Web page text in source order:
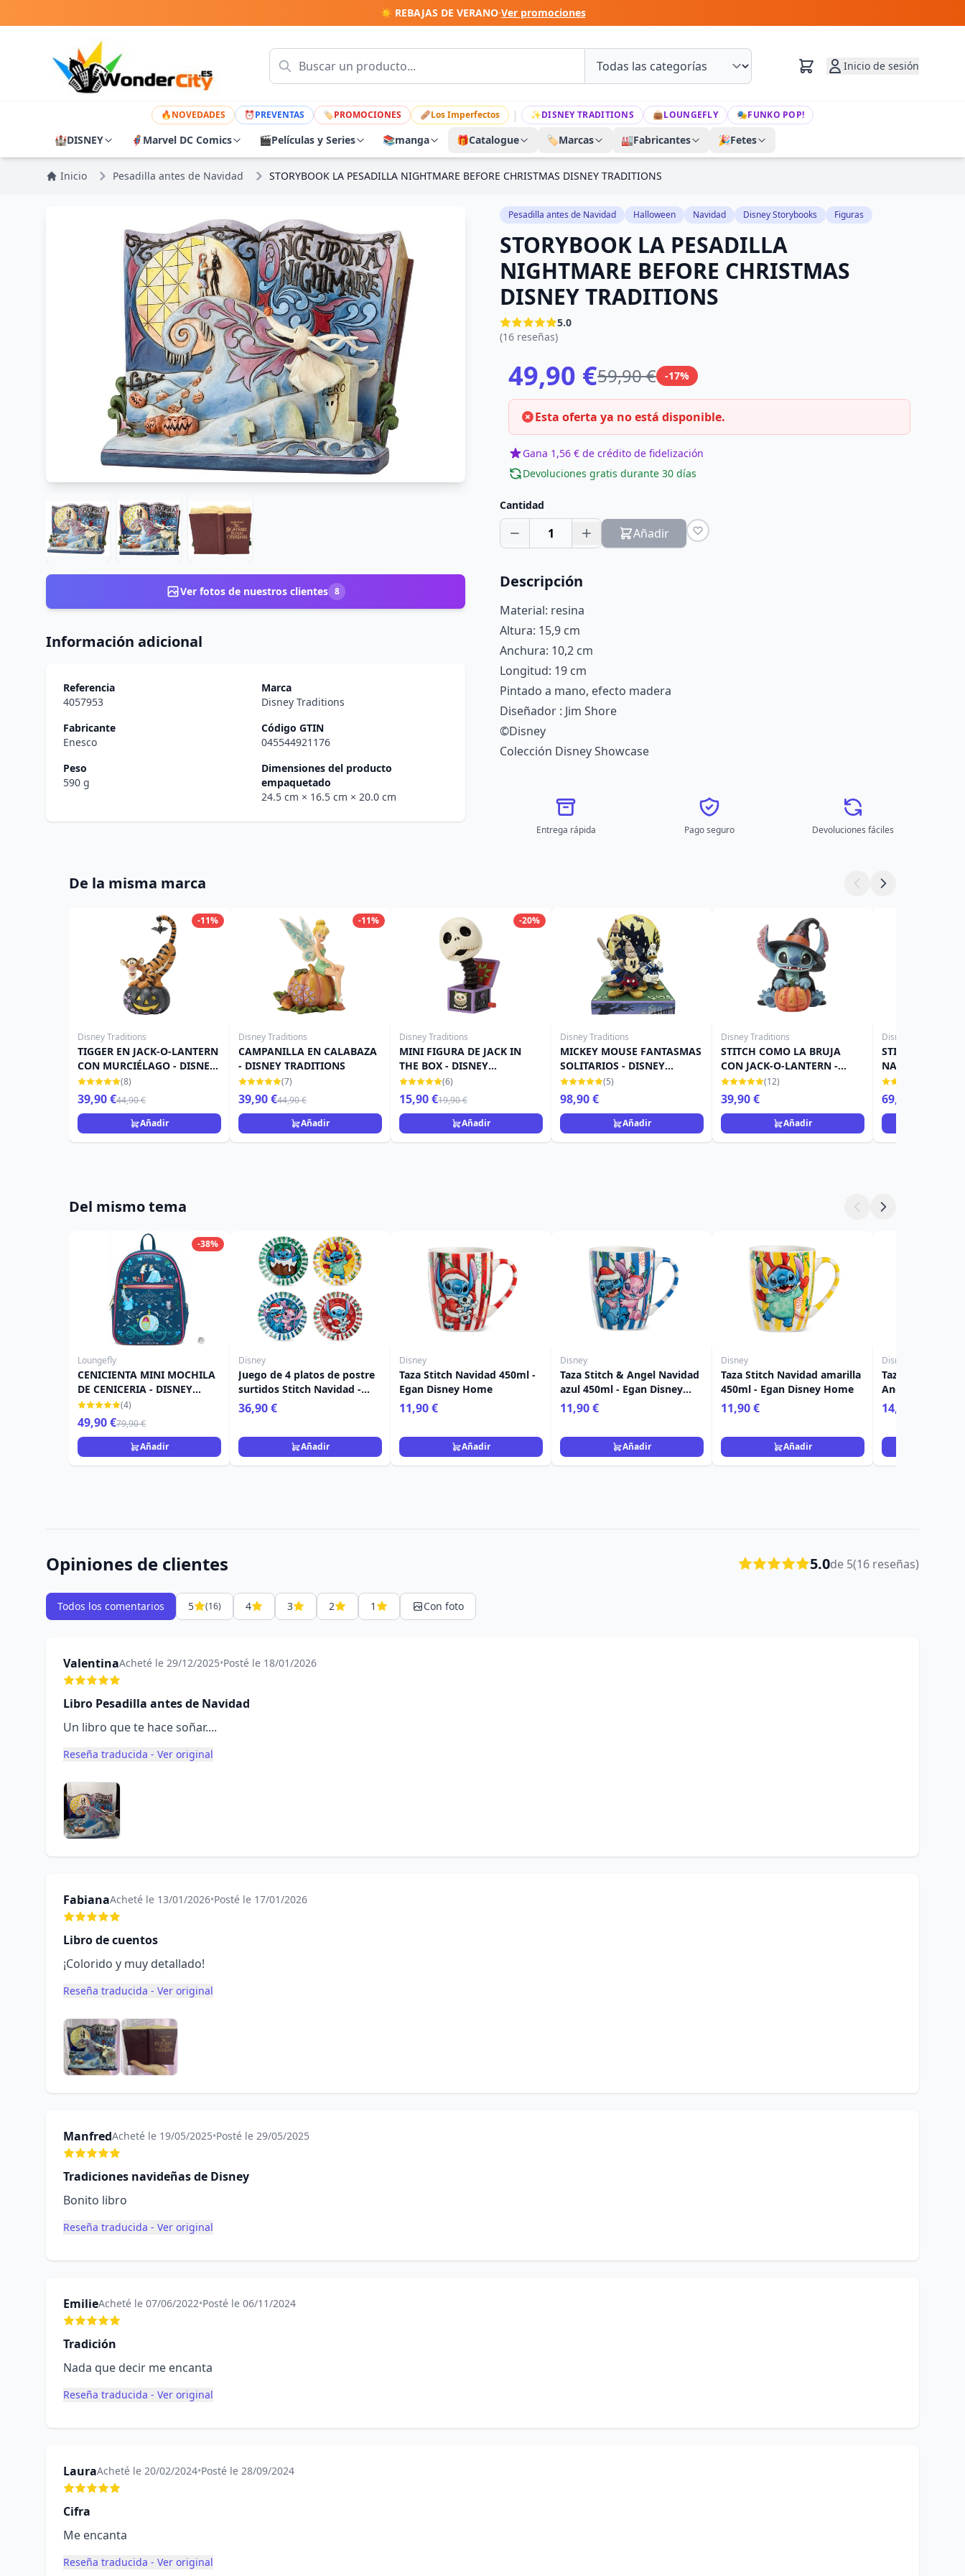
☀️ REBAJAS DE VERANO·Ver promociones
Inicio de sesión
🔥NOVEDADES ⏰PREVENTAS 🏷PROMOCIONES 🩹Los Imperfectos | ✨DISNEY TRADITIONS 👜LOUNGEFLY 🎭FUNKO POP!
🏰DISNEY 🦸 Marvel DC Comics 🎬Películas y Series 📚manga 🎁Catalogue 🏷️Marcas 🏭Fabricantes 🎉Fetes
Inicio Pesadilla antes de Navidad STORYBOOK LA PESADILLA NIGHTMARE BEFORE CHRISTMAS DISNEY TRADITIONS
Ver fotos de nuestros clientes 8
Información adicional
Referencia
4057953
Marca
Disney Traditions
Fabricante
Enesco
Código GTIN
045544921176
Peso
590 g
Dimensiones del producto
empaquetado
24.5 cm × 16.5 cm × 20.0 cm
Pesadilla antes de Navidad Halloween Navidad Disney Storybooks Figuras
STORYBOOK LA PESADILLA
NIGHTMARE BEFORE CHRISTMAS
DISNEY TRADITIONS
5.0
(16 reseñas)
49,90 €59,90 € -17%
Esta oferta ya no está disponible.
Gana 1,56 € de crédito de fidelización
Devoluciones gratis durante 30 días
Cantidad
1 Añadir
Descripción
Material: resina
Altura: 15,9 cm
Anchura: 10,2 cm
Longitud: 19 cm
Pintado a mano, efecto madera
Diseñador : Jim Shore
©Disney
Colección Disney Showcase
Entrega rápida Pago seguro Devoluciones fáciles
De la misma marca
-11%
Disney Traditions
TIGGER EN JACK-O-LANTERN
CON MURCIÉLAGO - DISNEY
TRADITIONS
(8)
39,90 €44,90 €
Añadir
-11%
Disney Traditions
CAMPANILLA EN CALABAZA
- DISNEY TRADITIONS
(7)
39,90 €44,90 €
Añadir
-20%
Disney Traditions
MINI FIGURA DE JACK IN
THE BOX - DISNEY
TRADITIONS
(6)
15,90 €19,90 €
Añadir
Disney Traditions
MICKEY MOUSE FANTASMAS
SOLITARIOS - DISNEY
TRADITIONS
(5)
98,90 €
Añadir
Disney Traditions
STITCH COMO LA BRUJA
CON JACK-O-LANTERN -
DISNEY TRADITIONS
(12)
39,90 €
Añadir
Disney Traditions
STITCH CON
NAVIDAD (LED)
TRADITIONS
69,90 €
Del mismo tema
-38%
Loungefly
CENICIENTA MINI MOCHILA
DE CENICERIA - DISNEY
LOUNGEFLY
(4)
49,90 €79,90 €
Añadir
Disney
Juego de 4 platos de postre
surtidos Stitch Navidad -
Egan Disney Home
36,90 €
Añadir
Disney
Taza Stitch Navidad 450ml -
Egan Disney Home
11,90 €
Añadir
Disney
Taza Stitch & Angel Navidad
azul 450ml - Egan Disney
Home
11,90 €
Añadir
Disney
Taza Stitch Navidad amarilla
450ml - Egan Disney Home
11,90 €
Añadir
Disney
Taza de
Angel Navidad
Egan Disney
14,90 €
Opiniones de clientes 5.0de 5(16 reseñas)
Todos los comentarios 5 (16) 4 3 2 1 Con foto
ValentinaAcheté le 29/12/2025•Posté le 18/01/2026
Libro Pesadilla antes de Navidad
Un libro que te hace soñar....
Reseña traducida - Ver original
FabianaAcheté le 13/01/2026•Posté le 17/01/2026
Libro de cuentos
¡Colorido y muy detallado!
Reseña traducida - Ver original
ManfredAcheté le 19/05/2025•Posté le 29/05/2025
Tradiciones navideñas de Disney
Bonito libro
Reseña traducida - Ver original
EmilieAcheté le 07/06/2022•Posté le 06/11/2024
Tradición
Nada que decir me encanta
Reseña traducida - Ver original
LauraAcheté le 20/02/2024•Posté le 28/09/2024
Cifra
Me encanta
Reseña traducida - Ver original